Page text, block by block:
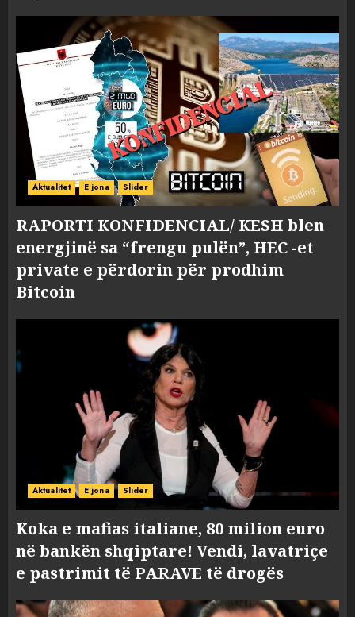
Aktualitet E jona Slider
RAPORTI KONFIDENCIAL/ KESH blen
energjinë sa “frengu pulën”, HEC -et
private e përdorin për prodhim
Bitcoin
Aktualitet E jona Slider
Koka e mafias italiane, 80 milion euro
në bankën shqiptare! Vendi, lavatriçe
e pastrimit të PARAVE të drogës